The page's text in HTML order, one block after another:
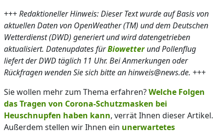
+++Redaktioneller Hinweis: Dieser Text wurde auf Basis von
aktuellen Daten von OpenWeather (TM) und dem Deutschen
Wetterdienst (DWD) generiert und wird datengetrieben
aktualisiert. Datenupdates fürBiowetterund Pollenflug
liefert der DWD täglich 11 Uhr. Bei Anmerkungen oder
Rückfragen wenden Sie sich bitte an hinweis@news.de. +++
Sie wollen mehr zum Thema erfahren?Welche Folgen
das Tragen von Corona-Schutzmasken bei
Heuschnupfen haben kann, verrät Ihnen dieser Artikel.
Außerdem stellen wir Ihnen ein unerwartetes